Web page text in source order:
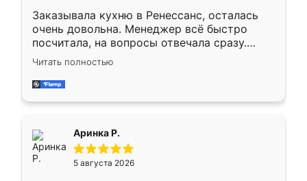
Заказывала кухню в Ренессанс, осталась
очень довольна. Менеджер всё быстро
посчитала, на вопросы отвечала сразу.
Замерщик приехал в субботу, подошёл к
делу со всей ответственностью. Собрали
за день, ребята работали аккуратно, даже
Читать полностью
Аринка Р.
5 августа 2026